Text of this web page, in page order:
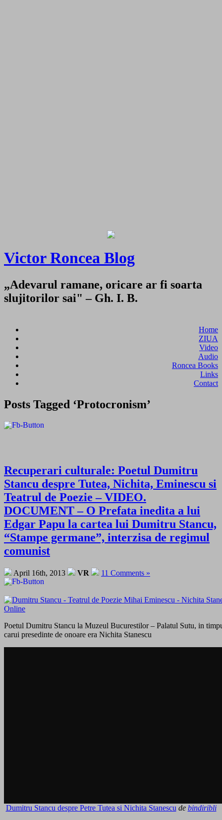
Victor Roncea Blog
„Adevarul ramane, oricare ar fi soarta
slujitorilor sai" – Gh. I. B.
Home
ZIUA
Video
Audio
Roncea Books
Links
Contact
Posts Tagged ‘Protocronism’
Recuperari culturale: Poetul Dumitru
Stancu despre Tutea, Nichita, Eminescu si
Teatrul de Poezie – VIDEO.
DOCUMENT – O Prefata inedita a lui
Edgar Papu la cartea lui Dumitru Stancu,
“Stampe germane”, interzisa de regimul
comunist
April 16th, 2013 VR 11 Comments »
Poetul Dumitru Stancu la Muzeul Bucurestilor – Palatul Sutu, in
carui presedinte de onoare era Nichita Stanescu
Dumitru Stancu despre Petre Tutea si Nichita Stanescu de bindiribli